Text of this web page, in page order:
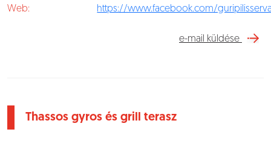
Web:
https://www.facebook.com/
e-mail küldése
Thassos gyros és grill terasz